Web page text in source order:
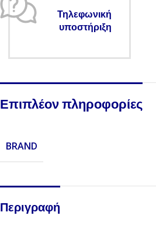
Τηλεφωνική
υποστήριξη
Επιπλέον πληροφορίες
BRAND
Περιγραφή